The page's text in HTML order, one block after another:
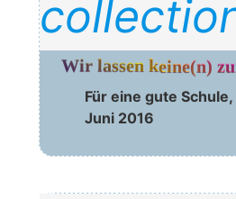
Wir lassen keine(n)
Für eine gute
Juni 2016